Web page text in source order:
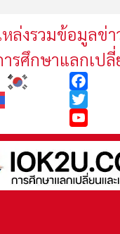
ล่งรวมข้อมูลข่า
รศึกษาแลกเปลี่
Facebook
Twitter
YouTube